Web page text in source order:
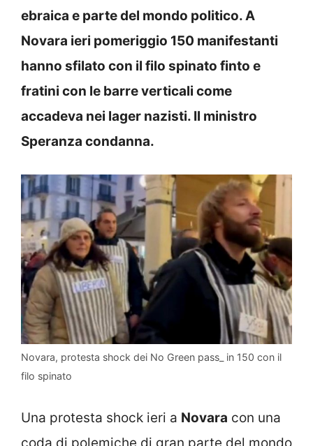
ebraica e parte del mondo politico. A
Novara ieri pomeriggio 150 manifestanti
hanno sfilato con il filo spinato finto e
fratini con le barre verticali come
accadeva nei lager nazisti. Il ministro
Speranza condanna.
Novara, protesta shock dei No Green pass_ in 150 con il
filo spinato
Una protesta shock ieri a Novara con una
coda di polemiche di gran parte del mondo